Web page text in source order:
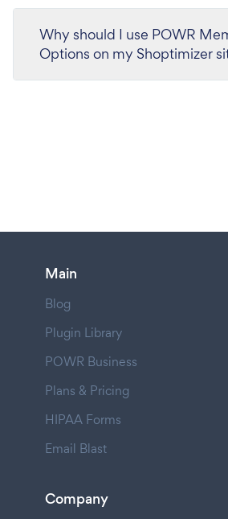
Why should I use POWR
Options
Main
Blog
Plugin Library
POWR Business
Plans & Pricing
HIPAA Forms
Email Blast
Company